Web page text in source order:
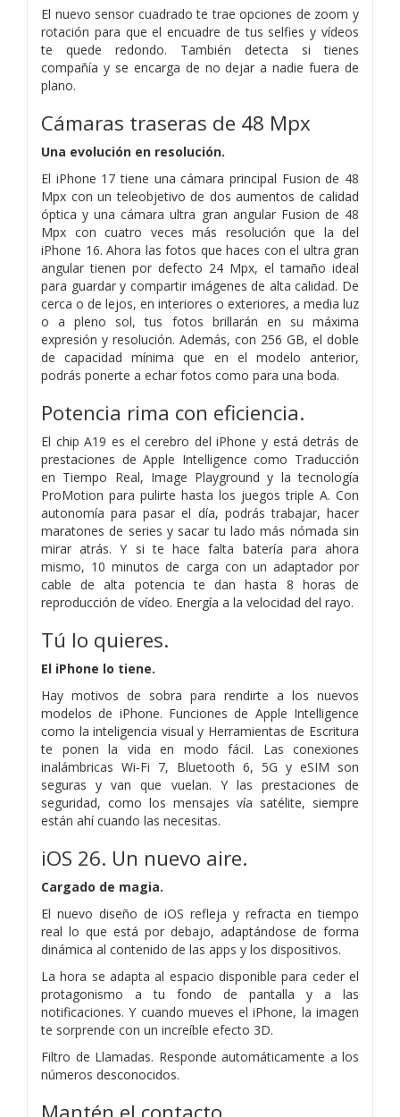
El nuevo sensor cuadrado te trae opciones de zoom y
rotación para que el encuadre de tus selfies y vídeos
te quede redondo. También detecta si tienes
compañía y se encarga de no dejar a nadie fuera de
plano.
Cámaras traseras de 48 Mpx
Una evolución en resolución.
El iPhone 17 tiene una cámara principal Fusion de 48
Mpx con un teleobjetivo de dos aumentos de calidad
óptica y una cámara ultra gran angular Fusion de 48
Mpx con cuatro veces más resolución que la del
iPhone 16. Ahora las fotos que haces con el ultra gran
angular tienen por defecto 24 Mpx, el tamaño ideal
para guardar y compartir imágenes de alta calidad. De
cerca o de lejos, en interiores o exteriores, a media luz
o a pleno sol, tus fotos brillarán en su máxima
expresión y resolución. Además, con 256 GB, el doble
de capacidad mínima que en el modelo anterior,
podrás ponerte a echar fotos como para una boda.
Potencia rima con eficiencia.
El chip A19 es el cerebro del iPhone y está detrás de
prestaciones de Apple Intelligence como Traducción
en Tiempo Real, Image Playground y la tecnología
ProMotion para pulirte hasta los juegos triple A. Con
autonomía para pasar el día, podrás trabajar, hacer
maratones de series y sacar tu lado más nómada sin
mirar atrás. Y si te hace falta batería para ahora
mismo, 10 minutos de carga con un adaptador por
cable de alta potencia te dan hasta 8 horas de
reproducción de vídeo. Energía a la velocidad del rayo.
Tú lo quieres.
El iPhone lo tiene.
Hay motivos de sobra para rendirte a los nuevos
modelos de iPhone. Funciones de Apple Intelligence
como la inteligencia visual y Herramientas de Escritura
te ponen la vida en modo fácil. Las conexiones
inalámbricas Wi‑Fi 7, Bluetooth 6, 5G y eSIM son
seguras y van que vuelan. Y las prestaciones de
seguridad, como los mensajes vía satélite, siempre
están ahí cuando las necesitas.
iOS 26. Un nuevo aire.
Cargado de magia.
El nuevo diseño de iOS refleja y refracta en tiempo
real lo que está por debajo, adaptándose de forma
dinámica al contenido de las apps y los dispositivos.
La hora se adapta al espacio disponible para ceder el
protagonismo a tu fondo de pantalla y a las
notificaciones. Y cuando mueves el iPhone, la imagen
te sorprende con un increíble efecto 3D.
Filtro de Llamadas. Responde automáticamente a los
números desconocidos.